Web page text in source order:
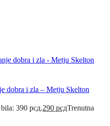
dobra i zla – Metju Skelton
390 рсд.290 рсдTrenutna